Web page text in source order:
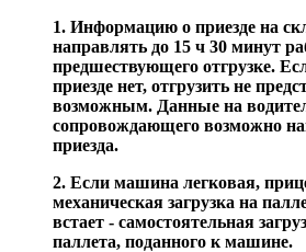
1. Информацию о приезде на
направлять до 15 ч 30 минут
предшествующего отгрузке.
приезде нет, отгрузить не
возможным. Данные на
сопровождающего возможно
приезда.
2. Если машина легковая,
механическая загрузка на
встает - самостоятельная
паллета, поданного к машине.